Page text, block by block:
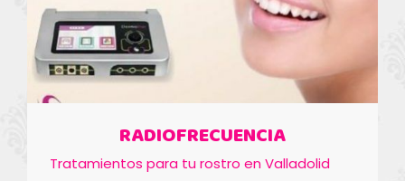
RADIOFRECUENCIA
Tratamientos para tu rostro en Valladolid